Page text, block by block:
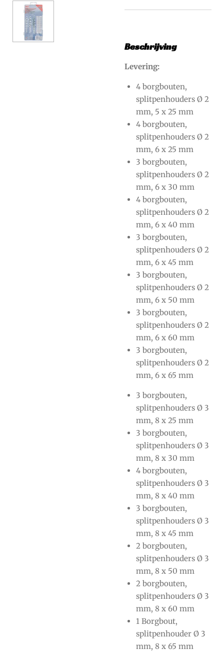
Beschrijving
Levering:
4 borgbouten,
splitpenhouders Ø 2
mm, 5 x 25 mm
4 borgbouten,
splitpenhouders Ø 2
mm, 6 x 25 mm
3 borgbouten,
splitpenhouders Ø 2
mm, 6 x 30 mm
4 borgbouten,
splitpenhouders Ø 2
mm, 6 x 40 mm
3 borgbouten,
splitpenhouders Ø 2
mm, 6 x 45 mm
3 borgbouten,
splitpenhouders Ø 2
mm, 6 x 50 mm
3 borgbouten,
splitpenhouders Ø 2
mm, 6 x 60 mm
3 borgbouten,
splitpenhouders Ø 2
mm, 6 x 65 mm
3 borgbouten,
splitpenhouders Ø 3
mm, 8 x 25 mm
3 borgbouten,
splitpenhouders Ø 3
mm, 8 x 30 mm
4 borgbouten,
splitpenhouders Ø 3
mm, 8 x 40 mm
3 borgbouten,
splitpenhouders Ø 3
mm, 8 x 45 mm
2 borgbouten,
splitpenhouders Ø 3
mm, 8 x 50 mm
2 borgbouten,
splitpenhouders Ø 3
mm, 8 x 60 mm
1 Borgbout,
splitpenhouder Ø 3
mm, 8 x 65 mm